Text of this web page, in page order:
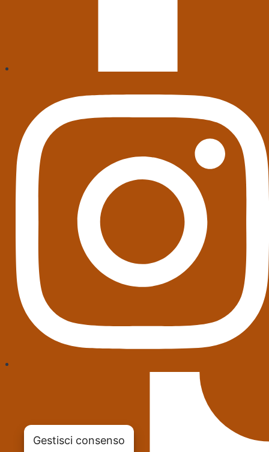
Gestisci consenso